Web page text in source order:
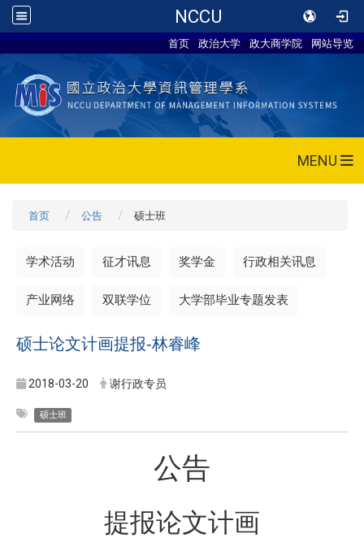
NCCU
首页 政治大学 政大商学院 网站导览
MENU
首页 公告 硕士班
学术活动 征才讯息 奖学金 行政相关讯息
产业网络 双联学位 大学部毕业专题发表
硕士论文计画提报-林睿峰
2018-03-20 谢行政专员
硕士班
公告
提报论文计画